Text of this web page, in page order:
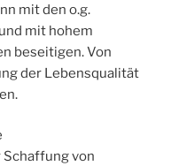
mit den o.g.
mit hohem
beseitigen. Von
der Lebensqualität
von